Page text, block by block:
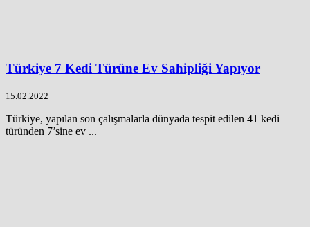
Türkiye 7 Kedi Türüne Ev Sahipliği Yapıyor
15.02.2022
Türkiye, yapılan son çalışmalarla dünyada tespit edilen 41 kedi
türünden 7’sine ev ...